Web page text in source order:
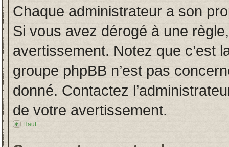
Chaque administrateur a son
Si vous avez dérogé à une
avertissement. Notez que c’est
groupe phpBB n’est pas
donné. Contactez
de votre avertissement.
Haut